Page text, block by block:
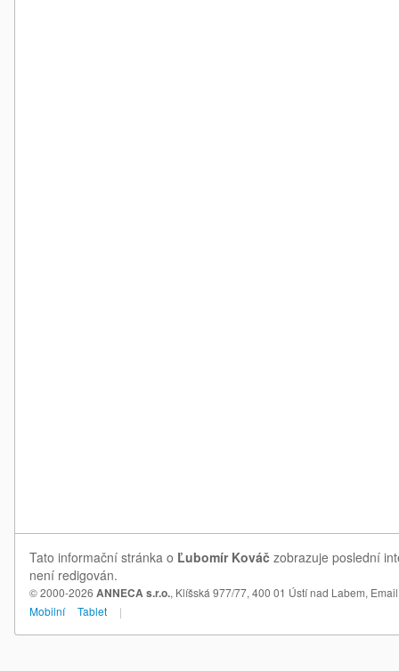
Tato informační stránka o Ľubomír Kováč zobrazuje poslední
není redigován.
© 2000-2026 ANNECA s.r.o., Klíšská 977/77, 400 01 Ústí nad Labem,
Mobilní
Tablet |